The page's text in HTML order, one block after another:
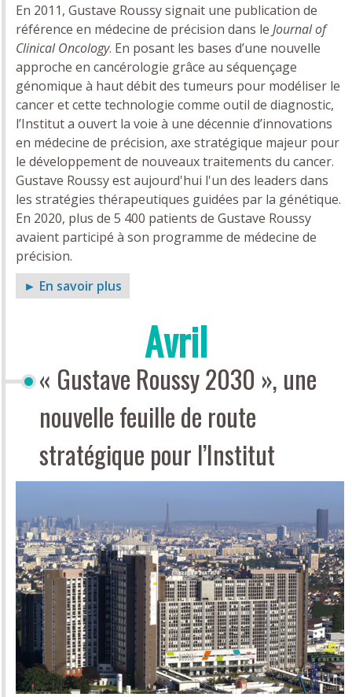
En 2011, Gustave Roussy signait une publication de
référence en médecine de précision dans le Journal of
Clinical Oncology. En posant les bases d’une nouvelle
approche en cancérologie grâce au séquençage
génomique à haut débit des tumeurs pour modéliser le
cancer et cette technologie comme outil de diagnostic,
l’Institut a ouvert la voie à une décennie d’innovations
en médecine de précision, axe stratégique majeur pour
le développement de nouveaux traitements du cancer.
Gustave Roussy est aujourd'hui l'un des leaders dans
les stratégies thérapeutiques guidées par la génétique.
En 2020, plus de 5 400 patients de Gustave Roussy
avaient participé à son programme de médecine de
précision.
► En savoir plus
Avril
« Gustave Roussy 2030 », une
nouvelle feuille de route
stratégique pour l’Institut